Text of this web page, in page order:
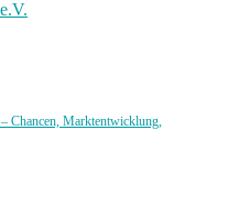
Chancen, Marktentwicklung,